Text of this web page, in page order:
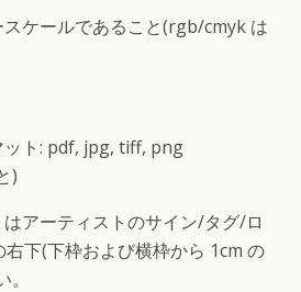
ケールであること(rgb/cmyk は
ット: pdf, jpg, tiff, png
)
アーティストのサイン/タグ/ロ
下(下枠および横枠から 1cm の